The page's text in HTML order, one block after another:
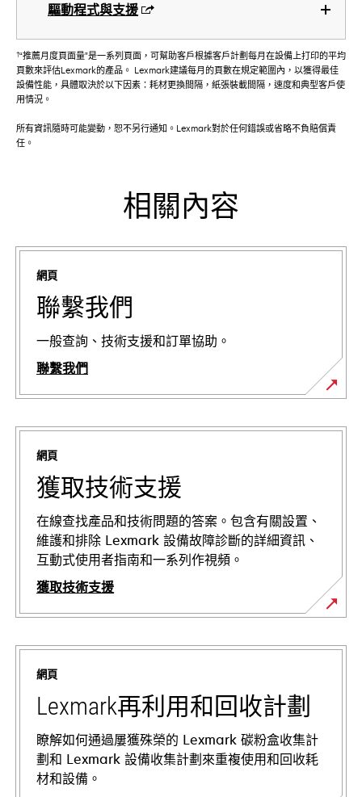
驅動程式與支援
†“推薦月度頁面量”是一系列頁面，可幫助客戶根據客戶計劃每月在設備上打印的平均
頁數來評估Lexmark的產品。 Lexmark建議每月的頁數在規定範圍內，以獲得最佳
設備性能，具體取決於以下因素：耗材更換間隔，紙張裝載間隔，速度和典型客戶使
用情況。
所有資訊隨時可能變動，恕不另行通知。Lexmark對於任何錯誤或省略不負賠償責
任。
相關內容
網頁
聯繫我們
一般查詢、技術支援和訂單協助。
聯繫我們
網頁
獲取技術支援
在線查找產品和技術問題的答案。包含有關設置、
維護和排除 Lexmark 設備故障診斷的詳細資訊、
互動式使用者指南和一系列作視頻。
獲取技術支援
在
新
網頁
Lexmark再利用和回收計劃
瞭解如何通過屢獲殊榮的 Lexmark 碳粉盒收集計
劃和 Lexmark 設備收集計劃來重複使用和回收耗
材和設備。